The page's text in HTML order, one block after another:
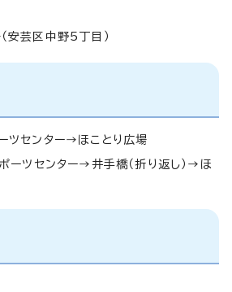
安芸区中野5丁目）
ツセンター→ほことり広場
ーツセンター→井手橋（折り返し）→ほ